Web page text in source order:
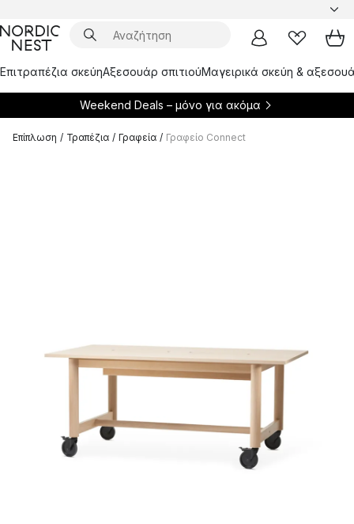
Επιτραπέζια σκεύηΑξεσουάρ σπιτιούΜαγειρικά σκεύη &
Weekend Deals – μόνο για ακόμα
Επίπλωση / Τραπέζια / Γραφεία / Γραφείο Connect